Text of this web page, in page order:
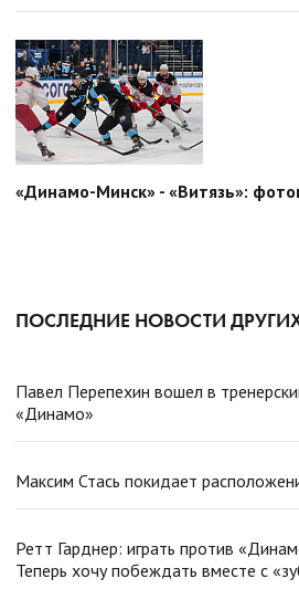
«Динамо-Минск» - «Витязь»:
ПОСЛЕДНИЕ НОВОСТИ
Павел Перепехин вошел в
«Динамо»
Максим Стась покидает
Ретт Гарднер: играть против
Теперь хочу побеждать вместе с